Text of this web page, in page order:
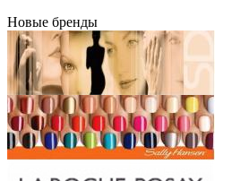
Новые бренды